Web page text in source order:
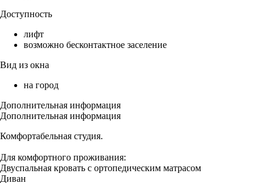
Доступность
лифт
возможно бесконтактное заселение
Вид из окна
на город
Дополнительная информация
Дополнительная информация
Комфортабельная студия.
Для комфортного проживания:
Двуспальная кровать с ортопедическим матрасом
Диван